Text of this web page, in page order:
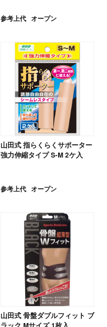
参考上代 オープン
山田式 指らくらくサポーター
強力伸縮タイプ S-M 2ケ入
参考上代 オープン
山田式 骨盤ダブルフィット ブ